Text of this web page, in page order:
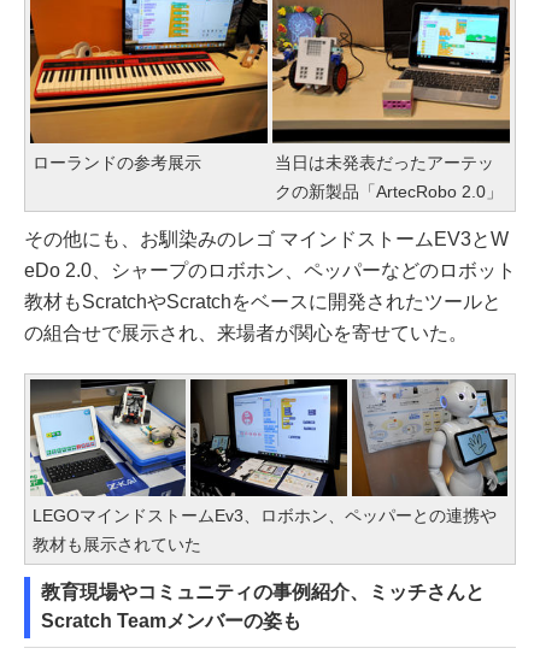
ローランドの参考展示
当日は未発表だったアーテッ
クの新製品「ArtecRobo 2.0」
その他にも、お馴染みのレゴ マインドストームEV3とW
eDo 2.0、シャープのロボホン、ペッパーなどのロボット
教材もScratchやScratchをベースに開発されたツールと
の組合せで展示され、来場者が関心を寄せていた。
LEGOマインドストームEv3、ロボホン、ペッパーとの連携や
教材も展示されていた
教育現場やコミュニティの事例紹介、ミッチさんと
Scratch Teamメンバーの姿も